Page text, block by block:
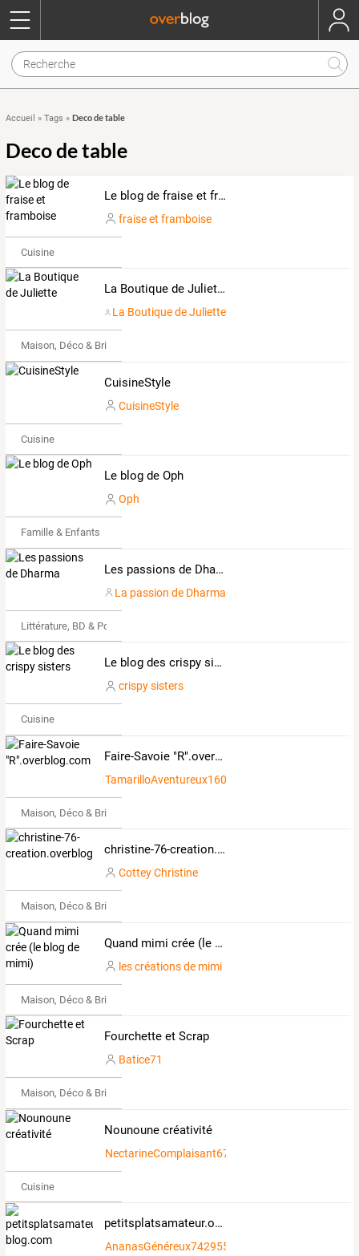
Accueil » Tags » Deco de table
Deco de table
Le blog de fraise et framboise
fraise et framboise
Cuisine
La Boutique de Juliette
La Boutique de Juliette
Maison, Déco & Bricolage
CuisineStyle
CuisineStyle
Cuisine
Le blog de Oph
Oph
Famille & Enfants
Les passions de Dharma
La passion de Dharma
Littérature, BD & Poésie
Le blog des crispy sisters
crispy sisters
Cuisine
Faire-Savoie "R".overblog.com
TamarilloAventureux160575
Maison, Déco & Bricolage
christine-76-creation.overblog.com
Cottey Christine
Maison, Déco & Bricolage
Quand mimi crée (le blog de mimi)
les créations de mimi
Maison, Déco & Bricolage
Fourchette et Scrap
Batice71
Maison, Déco & Bricolage
Nounoune créativité
NectarineComplaisant677089
Cuisine
petitsplatsamateur.over-blog.com
AnanasGénéreux742955